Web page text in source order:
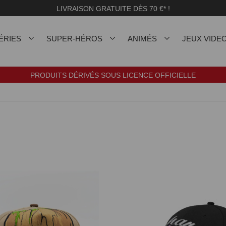
LIVRAISON GRATUITE DÈS 70 €* !
SUPER-HÉROS ANIMÉS JEUX
PRODUITS DÉRIVÉS SOUS LICENCE OFFICIELLE